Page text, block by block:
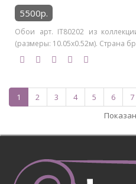
5500р.
Обои арт. IT80202 из
(размеры: 10.05х0.52м). Страна
1 2 3 4 5 6 7